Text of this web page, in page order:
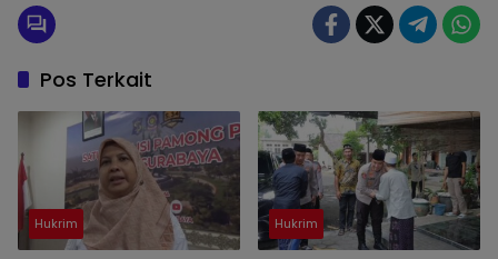
Pos Terkait
Hukrim Hukrim